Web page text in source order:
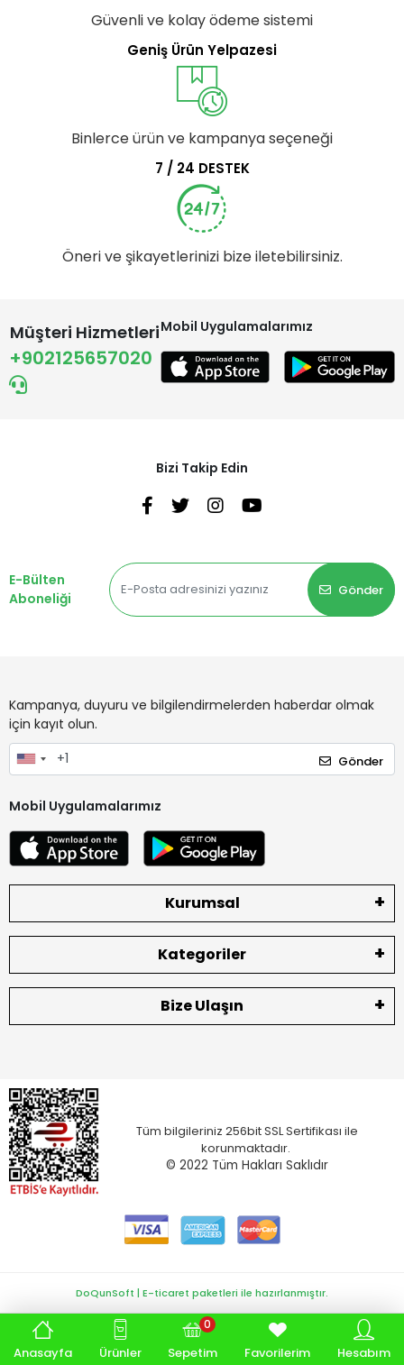
Güvenli ve kolay ödeme sistemi
Geniş Ürün Yelpazesi
Binlerce ürün ve kampanya seçeneği
7 / 24 DESTEK
Öneri ve şikayetlerinizi bize iletebilirsiniz.
Müşteri Hizmetleri
+902125657020
Mobil Uygulamalarımız
Bizi Takip Edin
E-Bülten
Aboneliği
Gönder
Kampanya, duyuru ve bilgilendirmelerden haberdar olmak
için kayıt olun.
Gönder
Mobil Uygulamalarımız
Kurumsal
Kategoriler
Bize Ulaşın
Tüm bilgileriniz 256bit SSL Sertifikası ile
korunmaktadır.
© 2022 Tüm Hakları Saklıdır
Anasayfa Ürünler Sepetim
0
Favorilerim Hesabım
DoQunSoft | E-ticaret paketleri ile hazırlanmıştır.